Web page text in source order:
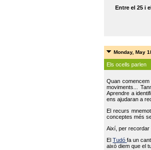
Entre el 25 i
Monday, May
Els ocells parlen
Quan
moviments...
Aprendre a
ens ajudaran a
El recurs
conceptes més
Així, per recordar
ElTudófa un
això diem que el